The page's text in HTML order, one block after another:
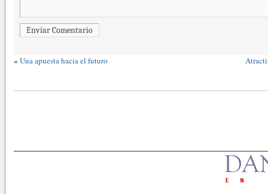
Enviar Comentario
« Una apuesta hacia el futuro